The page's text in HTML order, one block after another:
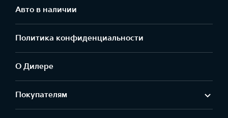
Авто в наличии
Политика конфиденциальности
О Дилере
Покупателям